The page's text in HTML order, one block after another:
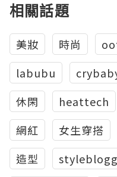
相關話題
美妝 時尚
labubu
休閑
heattech
網紅
女生穿搭
造型